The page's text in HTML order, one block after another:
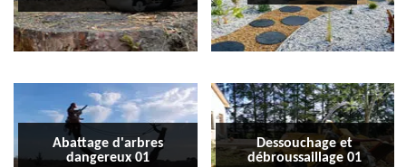
Abattage d'arbres
dangereux 01
Dessouchage et
débroussaillage 01